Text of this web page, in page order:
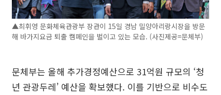
▲최휘영 문화체육관광부 장관이 15일 경남 밀양아리랑시장을 방문
해 바가지요금 퇴출 캠페인을 벌이고 있는 모습. (사진제공=문체부)
문체부는 올해 추가경정예산으로 31억원 규모의 ‘청
년 관광두레’ 예산을 확보했다. 이를 기반으로 비수도